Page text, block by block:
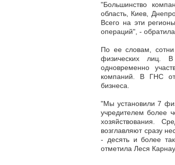
"Большинство
область, Киев,
Всего на эти
операций", -
По ее словам,
физических лиц.
одновременно
компаний. В ГНС
бизнеса.
"Мы установили 7
учредителем более
хозяйствования.
возглавляют сразу
- десять и более
отметила Леся